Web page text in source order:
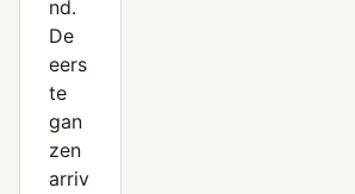
nd.
De
eers
te
gan
zen
arriv